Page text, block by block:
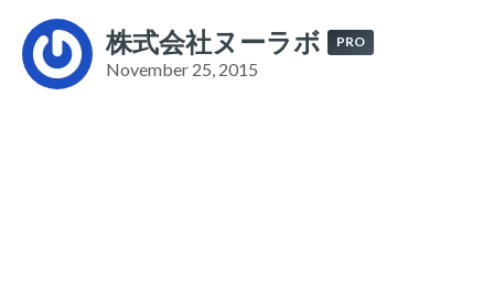
株式会社ヌーラボ PRO
November 25, 2015